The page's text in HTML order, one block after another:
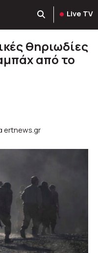
Live TV
θηριωδίες
από το
ertnews.gr